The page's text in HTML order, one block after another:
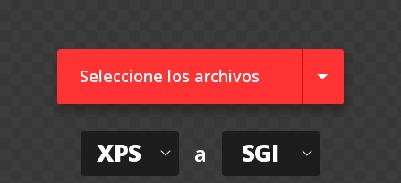
Seleccione los archivos
XPS a SGI